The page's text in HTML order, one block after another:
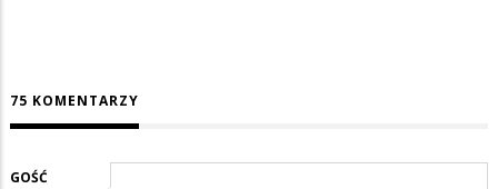
75 KOMENTARZY
GOŚĆ